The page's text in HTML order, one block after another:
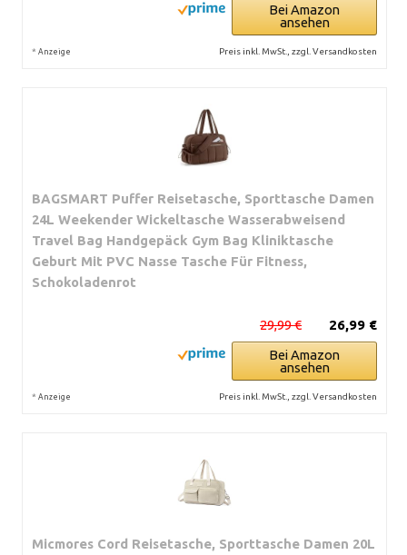
Bei Amazon
ansehen
* Anzeige Preis inkl. MwSt., zzgl. Versandkosten
BAGSMART Puffer Reisetasche, Sporttasche Damen
24L Weekender Wickeltasche Wasserabweisend
Travel Bag Handgepäck Gym Bag Kliniktasche
Geburt Mit PVC Nasse Tasche Für Fitness,
Schokoladenrot
26,99 €
29,99 €
Bei Amazon
ansehen
* Anzeige Preis inkl. MwSt., zzgl. Versandkosten
Micmores Cord Reisetasche, Sporttasche Damen 20L